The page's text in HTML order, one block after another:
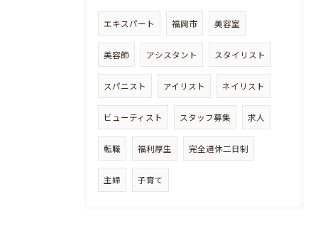
エキスパート 福岡市 美容室
美容師 アシスタント スタイリスト
スパニスト アイリスト ネイリスト
ビューティスト スタッフ募集 求人
転職 福利厚生 完全週休二日制
主婦 子育て